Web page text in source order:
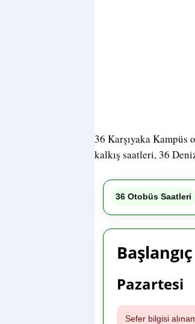
36 Karşıyaka Kampüs
kalkış saatleri, 36
36 Otobüs Saatleri
Pazartesi
Sefer bilgisi